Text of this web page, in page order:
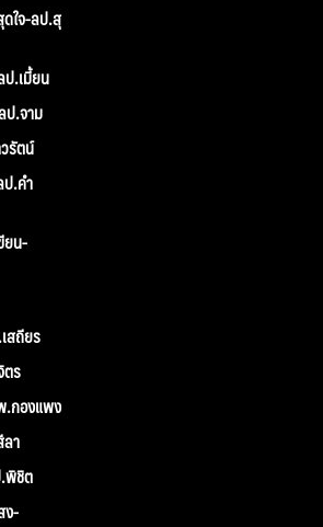
ใจ-ลป.สุ
.เมี้ยน
ป.จาม
รัตน์
.คำ
ยน-
สถียร
ร
.กองแพง
า
พิชิต
ง-